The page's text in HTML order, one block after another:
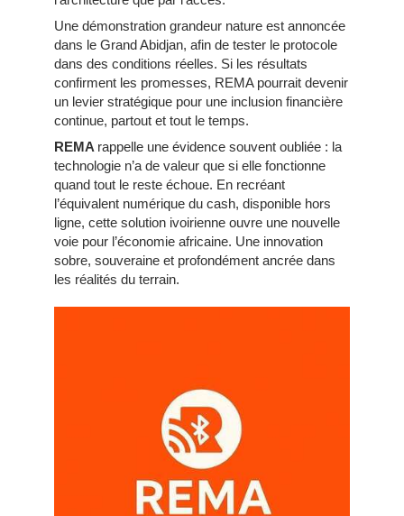
Une démonstration grandeur nature est annoncée
dans le Grand Abidjan, afin de tester le protocole
dans des conditions réelles. Si les résultats
confirment les promesses, REMA pourrait devenir
un levier stratégique pour une inclusion financière
continue, partout et tout le temps.
REMA rappelle une évidence souvent oubliée : la
technologie n’a de valeur que si elle fonctionne
quand tout le reste échoue. En recréant
l’équivalent numérique du cash, disponible hors
ligne, cette solution ivoirienne ouvre une nouvelle
voie pour l’économie africaine. Une innovation
sobre, souveraine et profondément ancrée dans
les réalités du terrain.